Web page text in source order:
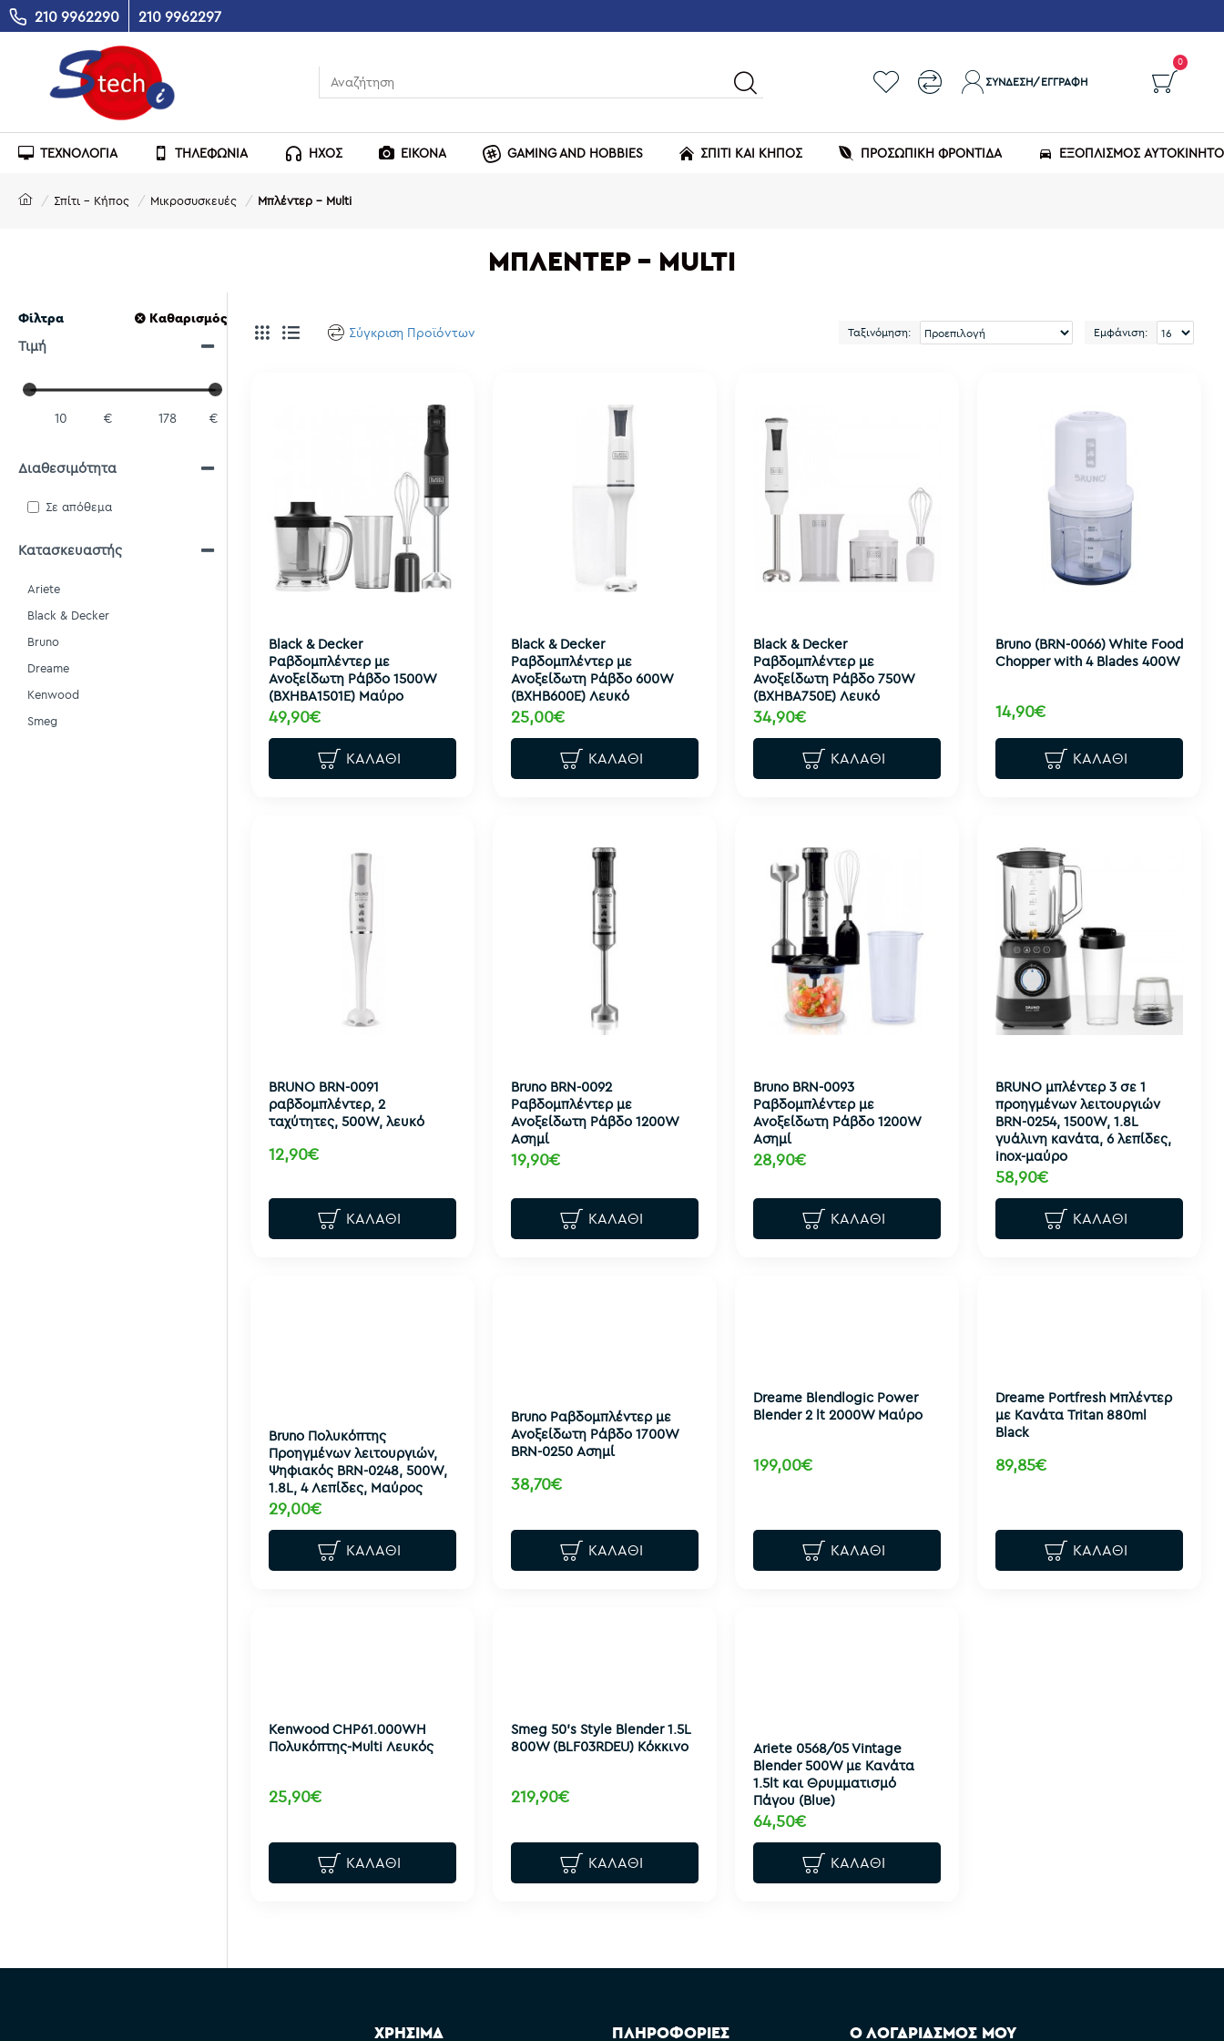
210 9962290 210 9962297
ΣΎΝΔΕΣΗ/ΕΓΓΡΑΦΉ
0
ΤΕΧΝΟΛΟΓΙΑ ΤΗΛΕΦΩΝΙΑ ΗΧΟΣ ΕΙΚΟΝΑ GAMING AND HOBBIES ΣΠΙΤΙ ΚΑΙ ΚΗΠΟΣ ΠΡΟΣΩΠΙΚΗ ΦΡΟΝΤΙΔΑ ΕΞΟΠΛΙΣΜΌΣ
Σπίτι - Κήπος Μικροσυσκευές Μπλέντερ - Multi
ΜΠΛΈΝΤΕΡ - MULTI
Φίλτρα Καθαρισμός
Τιμή
€ €
Κατασκευαστής
Ariete
Black & Decker
Bruno
Dreame
Kenwood
Smeg
Διαθεσιμότητα
Σε απόθεμα
Σύγκριση Προϊόντων Ταξινόμηση: Εμφάνιση:
Black & Decker
Ραβδομπλέντερ με
Ανοξείδωτη Ράβδο 1500W
(BXHBA1501E) Μαύρο
49,90€
ΚΑΛΆΘΙ
Black & Decker
Ραβδομπλέντερ με
Ανοξείδωτη Ράβδο 600W
(BXHB600E) Λευκό
25,00€
ΚΑΛΆΘΙ
Black & Decker
Ραβδομπλέντερ με
Ανοξείδωτη Ράβδο 750W
(ΒΧΗΒΑ750Ε) Λευκό
34,90€
ΚΑΛΆΘΙ
Bruno (BRN-0066) White Food
Chopper with 4 Blades 400W
14,90€
ΚΑΛΆΘΙ
BRUNO BRN-0091
ραβδομπλέντερ, 2
ταχύτητες, 500W, λευκό
12,90€
ΚΑΛΆΘΙ
Bruno BRN-0092
Ραβδομπλέντερ με
Ανοξείδωτη Ράβδο 1200W
Ασημί
19,90€
ΚΑΛΆΘΙ
Bruno BRN-0093
Ραβδομπλέντερ με
Ανοξείδωτη Ράβδο 1200W
Ασημί
28,90€
ΚΑΛΆΘΙ
BRUNO μπλέντερ 3 σε 1
προηγμένων λειτουργιών
BRN-0254, 1500W, 1.8L
γυάλινη κανάτα, 6 λεπίδες,
inox-μαύρο
58,90€
ΚΑΛΆΘΙ
Bruno Πολυκόπτης
Προηγμένων λειτουργιών,
Ψηφιακός BRN-0248, 500W,
1.8L, 4 Λεπίδες, Μαύρος
29,00€
ΚΑΛΆΘΙ
Bruno Ραβδομπλέντερ με
Ανοξείδωτη Ράβδο 1700W
BRN-0250 Ασημί
38,70€
ΚΑΛΆΘΙ
Dreame Blendlogic Power
Blender 2 lt 2000W Μαύρο
199,00€
ΚΑΛΆΘΙ
Dreame Portfresh Μπλέντερ
με Κανάτα Tritan 880ml
Black
89,85€
ΚΑΛΆΘΙ
Kenwood CHP61.000WH
Πολυκόπτης-Multi Λευκός
25,90€
ΚΑΛΆΘΙ
Smeg 50's Style Blender 1.5L
800W (BLF03RDEU) Κόκκινο
219,90€
ΚΑΛΆΘΙ
Ariete 0568/05 Vintage
Blender 500W με Κανάτα
1.5lt και Θρυμματισμό
Πάγου (Blue)
64,50€
ΚΑΛΆΘΙ
ΧΡΗΣΙΜΑ ΠΛΗΡΟΦΟΡΙΕΣ Ο ΛΟΓΑΡΙΑΣΜΟΣ ΜΟΥ